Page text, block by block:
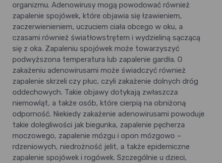
organizmu. Adenowirusy mogą powodować również
zapalenie spojówek, które objawia się łzawieniem,
zaczerwienieniem, uczuciem ciała obcego w oku, a
czasami również światłowstrętem i wydzieliną sączącą
się z oka. Zapaleniu spojówek może towarzyszyć
podwyższona temperatura lub zapalenie gardła. O
zakażeniu adenowirusami może świadczyć również
zapalenie skrzeli czy płuc, czyli zakażenie dolnych dróg
oddechowych. Takie objawy dotykają zwłaszcza
niemowląt, a także osób, które cierpią na obniżoną
odporność. Niekiedy zakażenie adenowirusami powoduje
takie dolegliwości jak biegunka, zapalenie pęcherza
moczowego, zapalenie mózgu i opon mózgowo –
rdzeniowych, niedrożność jelit, a także epidemiczne
zapalenie spojówek i rogówek. Szczególnie u dzieci,